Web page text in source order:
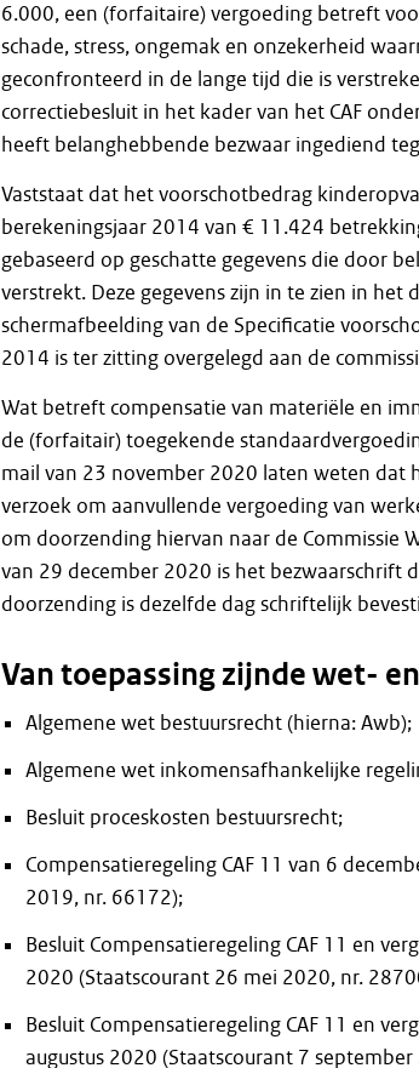
6.000, een (forfaitaire) vergoeding betreft
schade, stress, ongemak en onzekerheid
geconfronteerd in de lange tijd die is
correctiebesluit in het kader van het CAF
heeft belanghebbende bezwaar ingediend
Vaststaat dat het voorschotbedrag
berekeningsjaar 2014 van € 11.424
gebaseerd op geschatte gegevens die door
verstrekt. Deze gegevens zijn in te zien in het
schermafbeelding van de Specificatie
2014 is ter zitting overgelegd aan de
Wat betreft compensatie van materiële en
de (forfaitair) toegekende
mail van 23 november 2020 laten weten dat
verzoek om aanvullende vergoeding van
om doorzending hiervan naar de Commissie
van 29 december 2020 is het bezwaarschrift
doorzending is dezelfde dag schriftelijk
Van toepassing zijnde wet-
Algemene wet bestuursrecht (hierna: Awb);
Algemene wet inkomensafhankelijke
Besluit proceskosten bestuursrecht;
Compensatieregeling CAF 11 van 6
2019, nr. 66172);
Besluit Compensatieregeling CAF 11 en
2020 (Staatscourant 26 mei 2020, nr.
Besluit Compensatieregeling CAF 11 en
augustus 2020 (Staatscourant 7